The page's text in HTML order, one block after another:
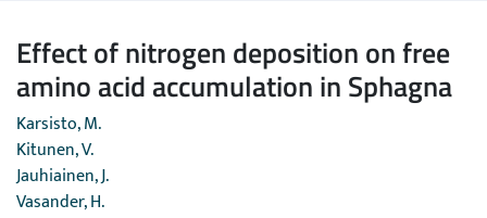
Effect of nitrogen deposition on free
amino acid accumulation in Sphagna
Karsisto, M.
Kitunen, V.
Jauhiainen, J.
Vasander, H.